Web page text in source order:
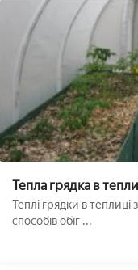
Тепла грядка в
електричний і
Теплі грядки в
способів обіг ...